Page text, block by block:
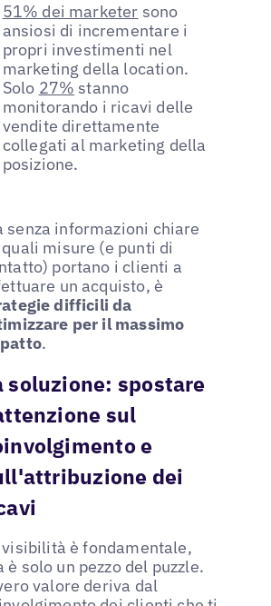
51% dei marketer sono
ansiosi di incrementare i
propri investimenti nel
marketing della location.
Solo 27% stanno
monitorando i ricavi delle
vendite direttamente
collegati al marketing della
posizione.
senza informazioni chiare
quali misure (e punti di
portano i clienti a
un acquisto, è
difficili da
per il massimo
.
soluzione: spostare
sul
e
dei
visibilità è fondamentale,
è solo un pezzo del puzzle.
valore deriva dal